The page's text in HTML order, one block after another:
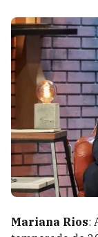
Mariana Rios: